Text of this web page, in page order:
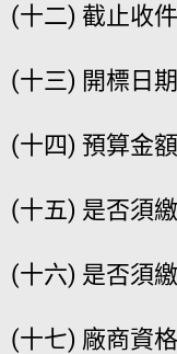
(十二) 截止收
(十三) 開標日
(十四) 預算金
(十五) 是否須
(十六) 是否須
(十七) 廠商資格